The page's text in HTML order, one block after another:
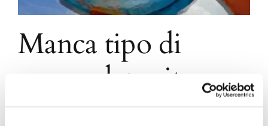
Manca tipo di
errore deposito